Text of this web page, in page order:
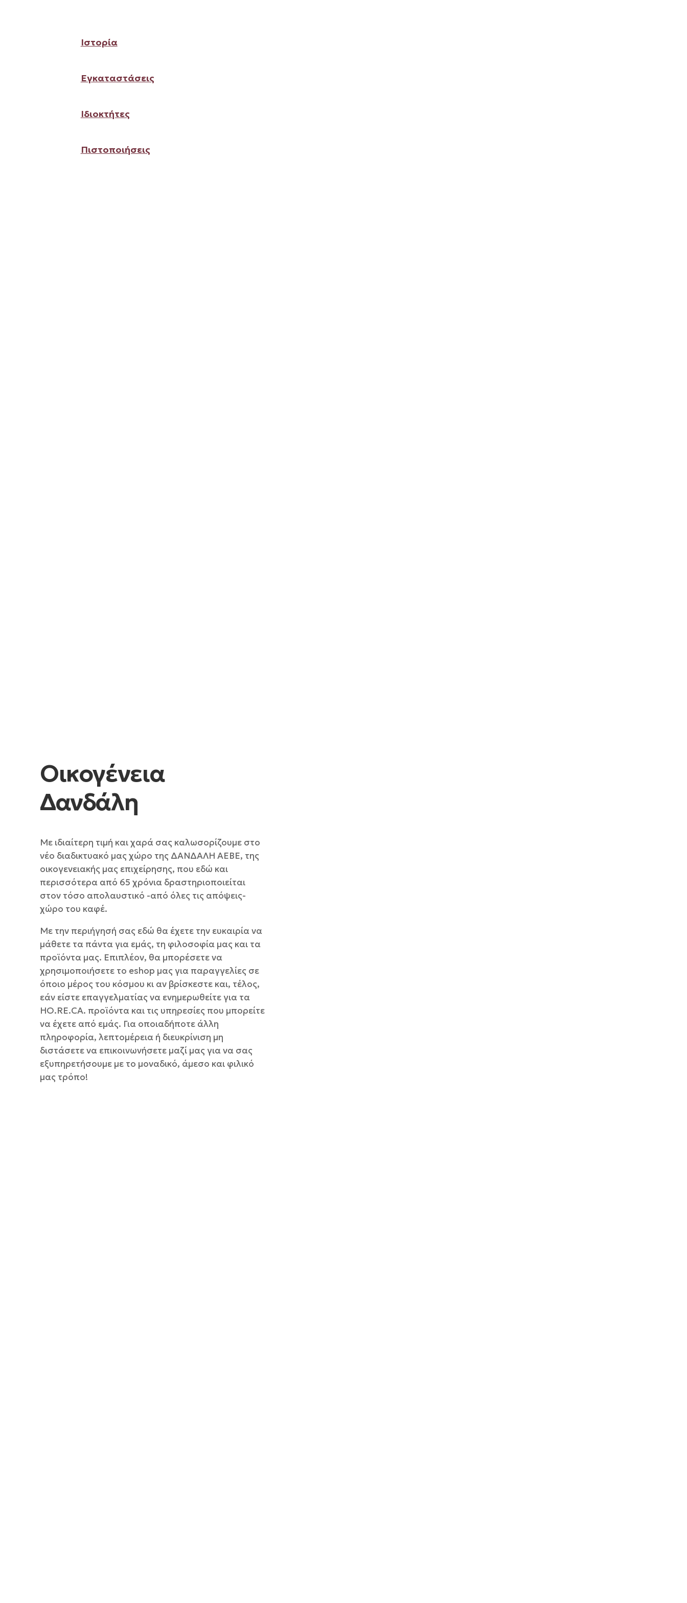
Ιστορία
Εγκαταστάσεις
Ιδιοκτήτες
Πιστοποιήσεις
Οικογένεια
Δανδάλη
Με ιδιαίτερη τιμή και χαρά σας καλωσορίζουμε στο
νέο διαδικτυακό μας χώρο της ΔΑΝΔΑΛΗ ΑΕΒΕ, της
οικογενειακής μας επιχείρησης, που εδώ και
περισσότερα από 65 χρόνια δραστηριοποιείται
στον τόσο απολαυστικό -από όλες τις απόψεις-
χώρο του καφέ.
Με την περιήγησή σας εδώ θα έχετε την ευκαιρία να
μάθετε τα πάντα για εμάς, τη φιλοσοφία μας και τα
προϊόντα μας. Επιπλέον, θα μπορέσετε να
χρησιμοποιήσετε το eshop μας για παραγγελίες σε
όποιο μέρος του κόσμου κι αν βρίσκεστε και, τέλος,
εάν είστε επαγγελματίας να ενημερωθείτε για τα
HO.RE.CA. προϊόντα και τις υπηρεσίες που μπορείτε
να έχετε από εμάς. Για οποιαδήποτε άλλη
πληροφορία, λεπτομέρεια ή διευκρίνιση μη
διστάσετε να επικοινωνήσετε μαζί μας για να σας
εξυπηρετήσουμε με το μοναδικό, άμεσο και φιλικό
μας τρόπο!